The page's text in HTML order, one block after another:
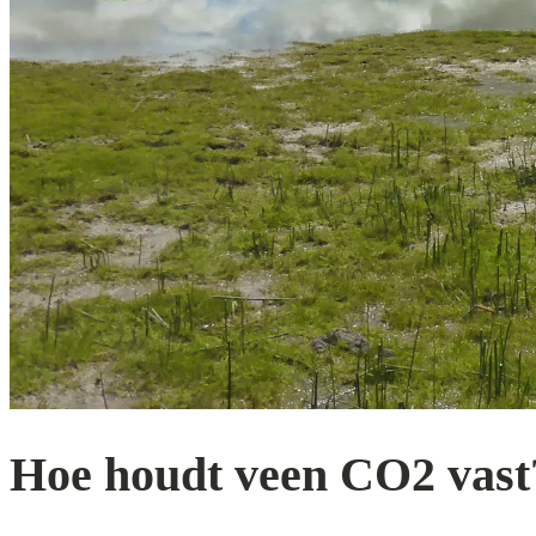
Hoe houdt veen CO2